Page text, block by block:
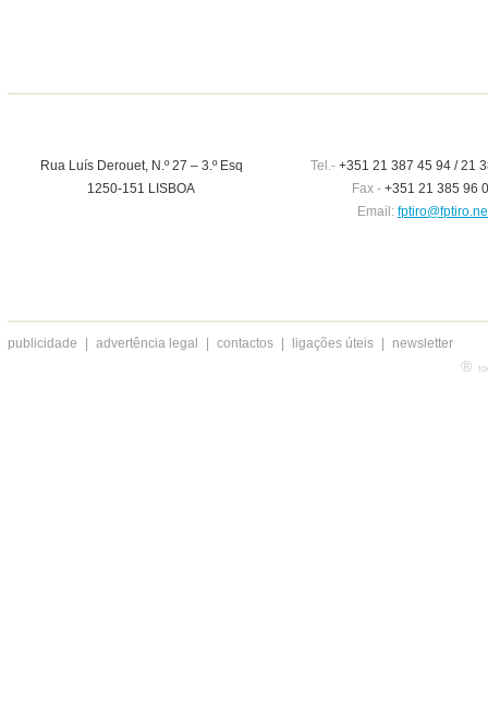
Rua Luís Derouet, N.º 27 – 3.º Esq
1250-151 LISBOA
Tel.-+351 21 387 45 94 / 21
Fax - +351 21 385 96
Email:
publicidade advertência legal contactos ligações úteis newsletter
®